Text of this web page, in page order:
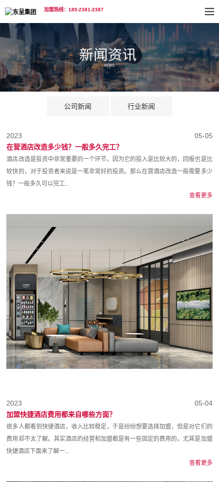
加盟热线：189-2381-2387
公司新闻 行业新闻
05-05
2023
在营酒店改造多少钱？一般多久完工？
酒店改造是投资中非常重要的一个环节，因为它的投入是比较大的，回报也是比
较快的，对于投资者来说是一笔非常好的投资。那么在营酒店改造一般需要多少
钱？一般多久可以完工...
查看更多
05-04
2023
加盟快捷酒店费用都来自哪些方面？
很多人都看到快捷酒店，收入比较稳定，于是纷纷想要选择加盟，但是对它们的
费用却不太了解。其实酒店的经营和加盟都是有一些固定的费用的，尤其是加盟
快捷酒店下面来了解一...
查看更多